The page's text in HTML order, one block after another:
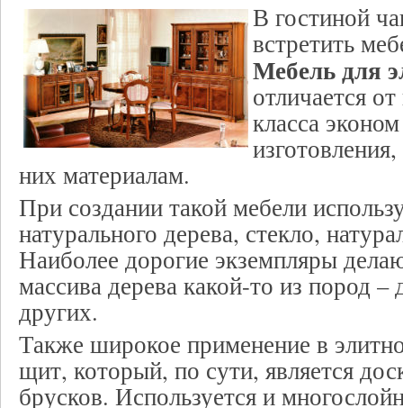
В гостиной
встретить
Мебель для
отличается
класса
них материалам.
При создании такой мебели
натурального дерева, стекло,
Наиболее дорогие экземпляры
массива дерева какой-то из пород –
других.
Также широкое применение в
щит, который, по сути, является
брусков. Используется и